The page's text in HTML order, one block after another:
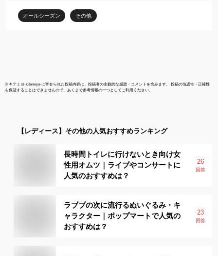
オールシーズン その他
※キテミヨ-kitemiyo-に寄せられた投稿内容は、投稿者の主観的な感想・コメントを含みます。 投稿の信憑性・正確性
を保証することはできませんので、あくまで参考情報の一つとしてご利用ください。
【レディース】 その他の人気おすすめランキング
長時間トイレに行けないとき向け女
性用オムツ｜ライブやコンサートに
人気のおすすめは？
26
回答
ラブブの次に流行るぬいぐるみ・キ
ャラクター｜ポップマートで人気の
おすすめは？
23
回答